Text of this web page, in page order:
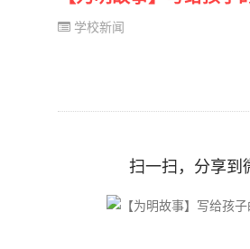
学校新闻
扫一扫，分享到